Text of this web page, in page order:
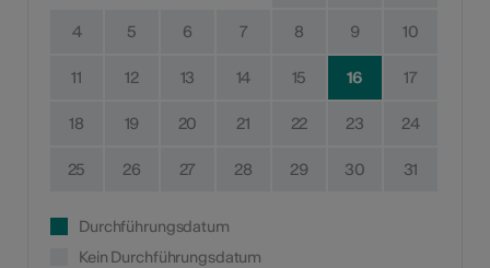
4 5 6 7 8 9 10
11 12 13 14 15 16 17
18 19 20 21 22 23 24
25 26 27 28 29 30 31
Durchführungsdatum
Kein Durchführungsdatum